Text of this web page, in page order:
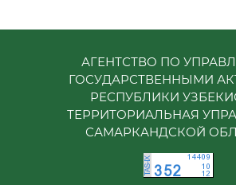
АГЕНТСТВО ПО
ГОСУДАРСТВЕННЫМИ
РЕСПУБЛИКИ
ТЕРРИТОРИАЛЬНАЯ
САМАРКАНДСКОЙ